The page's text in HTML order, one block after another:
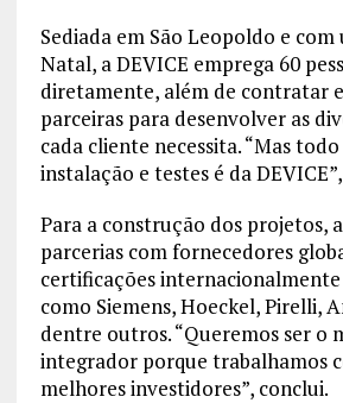
Sediada em São Leopoldo e
Natal, a DEVICE emprega 60
diretamente, além de contratar
parceiras para desenvolver as
cada cliente necessita. “Mas
instalação e testes é da
Para a construção dos projetos,
parcerias com fornecedores
certificações
como Siemens, Hoeckel, Pirelli,
dentre outros. “Queremos ser o
integrador porque trabalhamos
melhores investidores”, conclui.